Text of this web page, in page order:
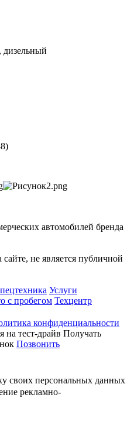
автомобилей бренда
не является публичной
Услуги
с пробегом Техцентр
конфиденциальности
на тест-драйв Получать
Позвонить
своих персональных данных
рекламно-